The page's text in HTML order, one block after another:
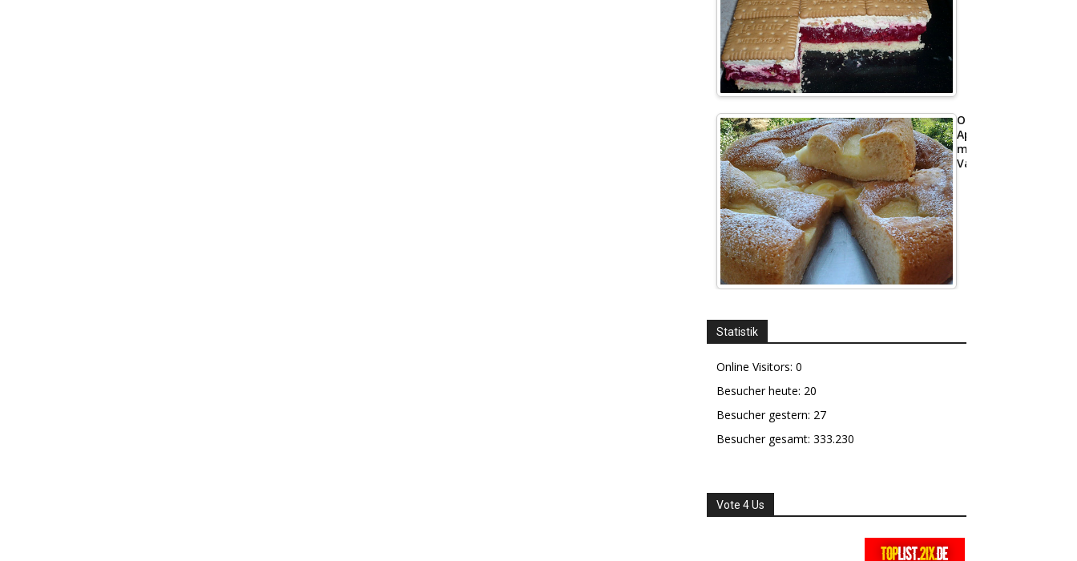
Omas
Apfelkuchen
mit
Vanillepudding
Statistik
Online Visitors: 0
Besucher heute: 20
Besucher gestern: 27
Besucher gesamt: 333.230
Vote 4 Us